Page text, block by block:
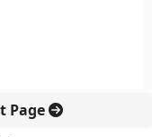
Page